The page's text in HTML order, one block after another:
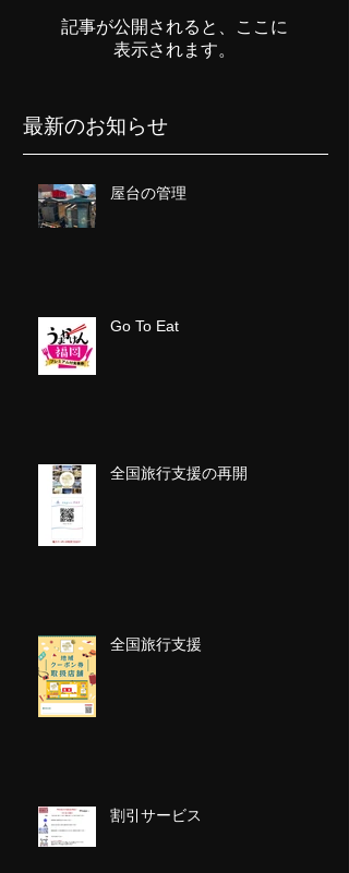
記事が公開されると、ここに
表示されます。
最新のお知らせ
屋台の管理
Go To Eat
全国旅行支援の再開
全国旅行支援
割引サービス